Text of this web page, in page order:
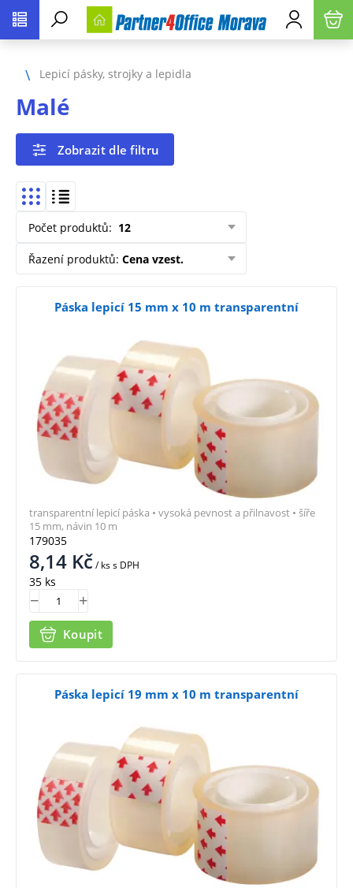
Lepicí pásky, strojky a lepidla
Malé
Zobrazit dle filtru
Počet produktů: 12
Řazení produktů: Cena vzest.
Páska lepicí 15 mm x 10 m transparentní
179035
8,14 Kč/ kss DPH
35 ks
Koupit
transparentní lepicí páska • vysoká pevnost a přilnavost • šíře
15 mm, návin 10 m
Páska lepicí 19 mm x 10 m transparentní